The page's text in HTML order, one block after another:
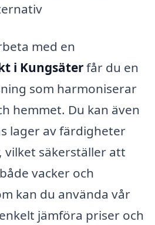
med en
i Kungsäterfår du en
som harmoniserar
hemmet. Du kan även
lager av färdigheter
vilket säkerställer att
vacker och
kan du använda vår
jämföra priser och